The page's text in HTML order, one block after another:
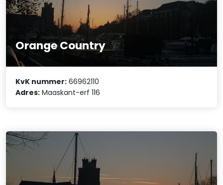
Orange Country
KvK nummer: 66962110
Adres: Maaskant-erf 116